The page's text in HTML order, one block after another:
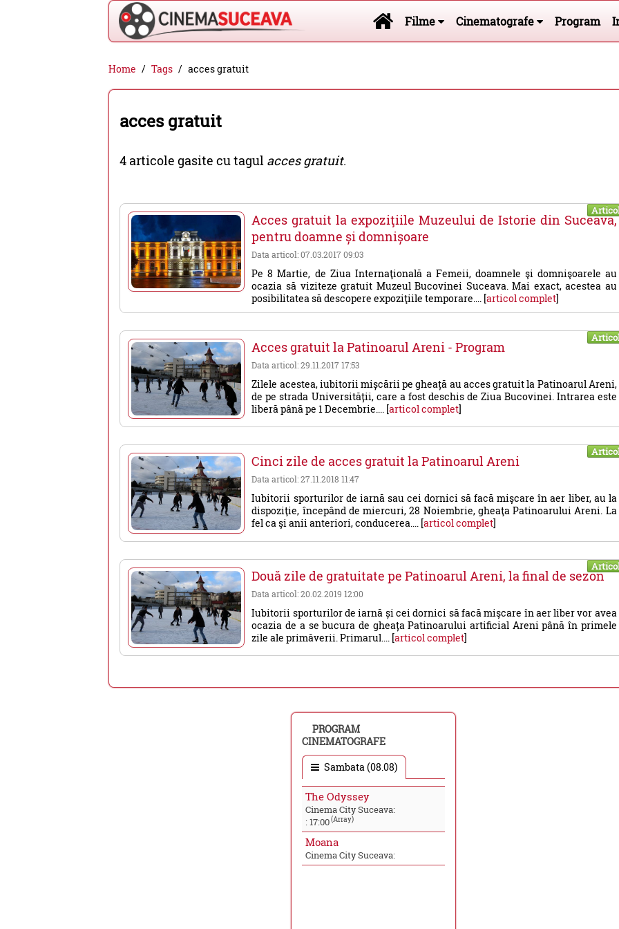
Cinema
Suceava
-
filme
cinema,
evenimente
din
Suceava
Filme Cinematografe Program
Home Tags acces gratuit
acces gratuit
4 articole gasite cu tagul acces gratuit.
Acces gratuit la expoziţiile Muzeului de Istorie din Suceava,
pentru doamne și domnișoare
Data articol: 07.03.2017 09:03
Pe 8 Martie, de Ziua Internaţională a Femeii, doamnele şi domnişoarele au
ocazia să viziteze gratuit Muzeul Bucovinei Suceava. Mai exact, acestea au
posibilitatea să descopere expoziţiile temporare.... [articol complet]
Acces gratuit la Patinoarul Areni - Program
Data articol: 29.11.2017 17:53
Zilele acestea, iubitorii mișcării pe gheață au acces gratuit la Patinoarul Areni,
de pe strada Universității, care a fost deschis de Ziua Bucovinei. Intrarea este
liberă până pe 1 Decembrie.... [articol complet]
Cinci zile de acces gratuit la Patinoarul Areni
Data articol: 27.11.2018 11:47
Iubitorii sporturilor de iarnă sau cei dornici să facă mişcare în aer liber, au la
dispoziţie, începând de miercuri, 28 Noiembrie, gheaţa Patinoarului Areni. La
fel ca şi anii anteriori, conducerea.... [articol complet]
Două zile de gratuitate pe Patinoarul Areni, la final de sezon
Data articol: 20.02.2019 12:00
Iubitorii sporturilor de iarnă și cei dornici să facă mişcare în aer liber vor avea
ocazia de a se bucura de gheața Patinoarului artificial Areni până în primele
zile ale primăverii. Primarul.... [articol complet]
PROGRAM
CINEMATOGRAFE
Sambata (08.08)
The Odyssey
Cinema City Suceava:
:17:00(Array)
Moana
Cinema City Suceava: